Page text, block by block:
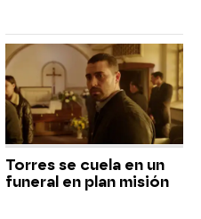
Torres se cuela en un
funeral en plan misión